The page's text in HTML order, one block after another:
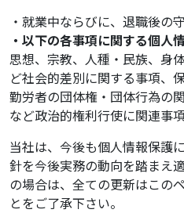
・就業中ならびに、退職後の
・以下の各事項に関する個人
思想、宗教、人種・民族、身
ど社会的差別に関する事項、
勤労者の団体権・団体行為の
など政治的権利行使に関連事項
当社は、今後も個人情報保護
針を今後実務の動向を踏まえ
の場合は、全ての更新はこの
とをご了承下さい。